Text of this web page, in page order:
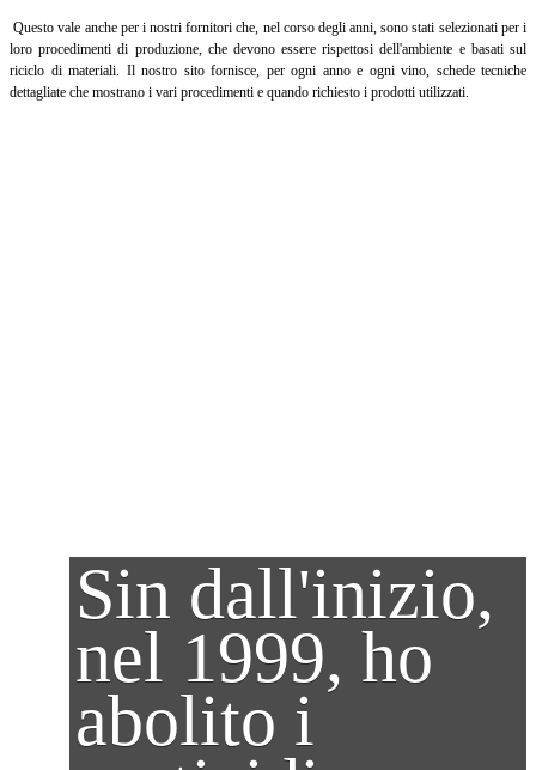
Questo vale anche per i nostri fornitori che, nel corso degli anni, sono stati selezionati per i
loro procedimenti di produzione, che devono essere rispettosi dell'ambiente e basati sul
riciclo di materiali. Il nostro sito fornisce, per ogni anno e ogni vino, schede tecniche
dettagliate che mostrano i vari procedimenti e quando richiesto i prodotti utilizzati.
Sin dall'inizio,
nel 1999, ho
abolito i